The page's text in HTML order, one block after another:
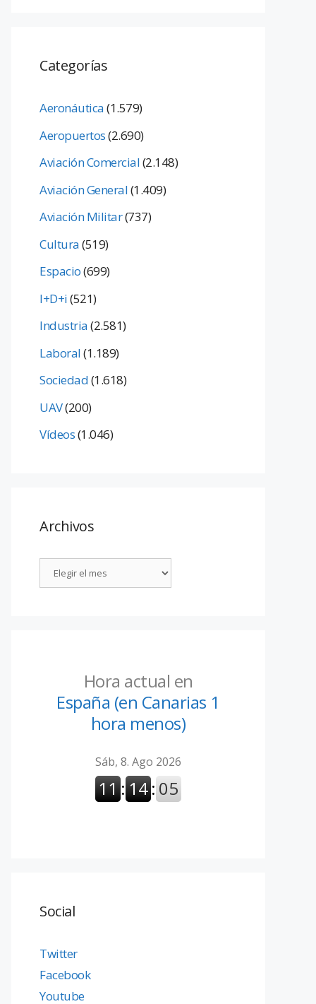
Categorías
Aeronáutica(1.579)
Aeropuertos(2.690)
Aviación Comercial(2.148)
Aviación General(1.409)
Aviación Militar(737)
Cultura(519)
Espacio(699)
I+D+i(521)
Industria(2.581)
Laboral(1.189)
Sociedad(1.618)
UAV(200)
Vídeos(1.046)
Archivos
Hora actual en
España (en Canarias 1
hora menos)
Social
Twitter
Facebook
Youtube